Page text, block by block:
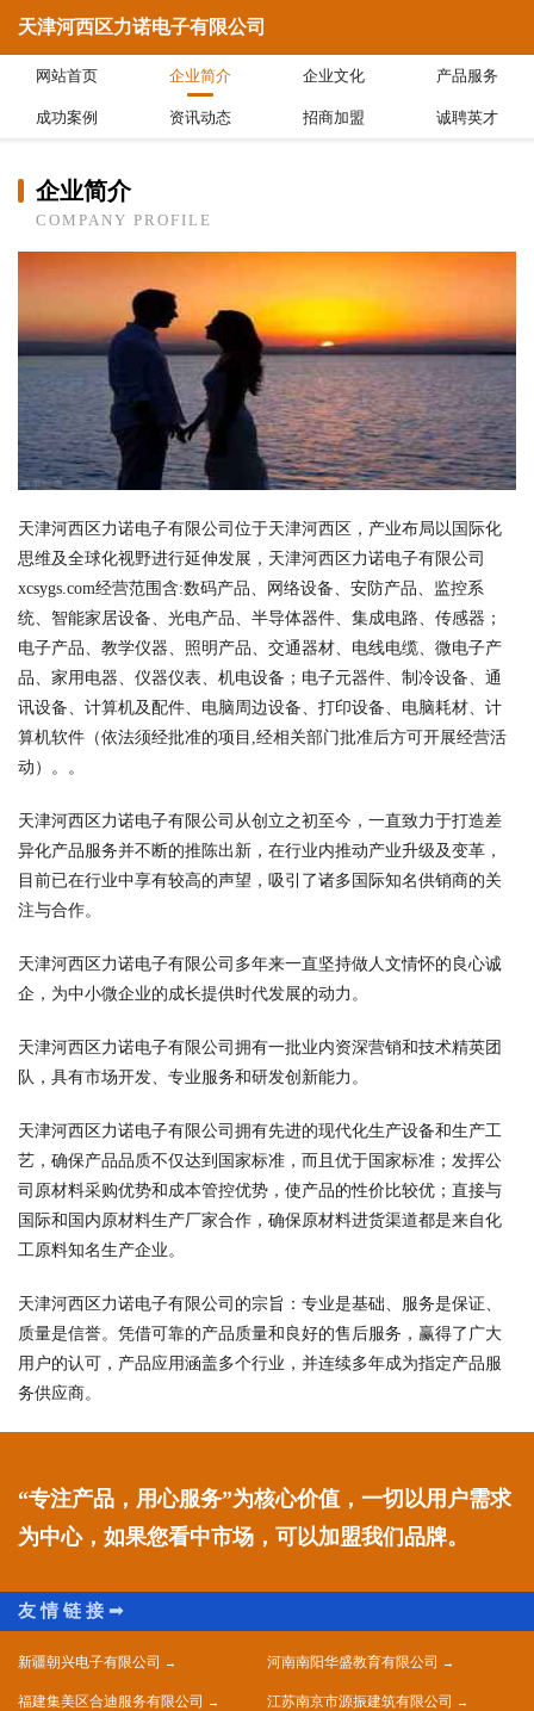
天津河西区力诺电子有限公司
网站首页 企业简介 企业文化 产品服务
成功案例 资讯动态 招商加盟 诚聘英才
企业简介
COMPANY PROFILE
天津河西区力诺电子有限公司位于天津河西区，产业布局以国际化
思维及全球化视野进行延伸发展，天津河西区力诺电子有限公司
xcsygs.com经营范围含:数码产品、网络设备、安防产品、监控系
统、智能家居设备、光电产品、半导体器件、集成电路、传感器；
电子产品、教学仪器、照明产品、交通器材、电线电缆、微电子产
品、家用电器、仪器仪表、机电设备；电子元器件、制冷设备、通
讯设备、计算机及配件、电脑周边设备、打印设备、电脑耗材、计
算机软件（依法须经批准的项目,经相关部门批准后方可开展经营活
动）。。
天津河西区力诺电子有限公司从创立之初至今，一直致力于打造差
异化产品服务并不断的推陈出新，在行业内推动产业升级及变革，
目前已在行业中享有较高的声望，吸引了诸多国际知名供销商的关
注与合作。
天津河西区力诺电子有限公司多年来一直坚持做人文情怀的良心诚
企，为中小微企业的成长提供时代发展的动力。
天津河西区力诺电子有限公司拥有一批业内资深营销和技术精英团
队，具有市场开发、专业服务和研发创新能力。
天津河西区力诺电子有限公司拥有先进的现代化生产设备和生产工
艺，确保产品品质不仅达到国家标准，而且优于国家标准；发挥公
司原材料采购优势和成本管控优势，使产品的性价比较优；直接与
国际和国内原材料生产厂家合作，确保原材料进货渠道都是来自化
工原料知名生产企业。
天津河西区力诺电子有限公司的宗旨：专业是基础、服务是保证、
质量是信誉。凭借可靠的产品质量和良好的售后服务，赢得了广大
用户的认可，产品应用涵盖多个行业，并连续多年成为指定产品服
务供应商。
“专注产品，用心服务”为核心价值，一切以用户需求
为中心，如果您看中市场，可以加盟我们品牌。
新疆朝兴电子有限公司 河南南阳华盛教育有限公司
福建集美区合迪服务有限公司 江苏南京市源振建筑有限公司